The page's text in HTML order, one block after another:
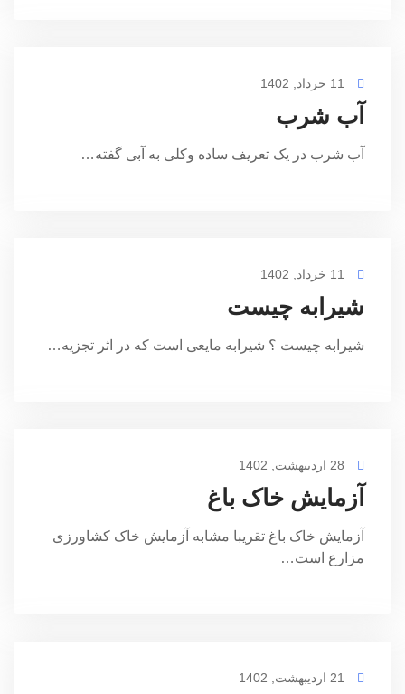
آب شرب
آب شرب در یک تعریف ساده وکلی به آبی گفته…
شیرابه چیست
شیرابه چیست ؟ شیرابه مایعی است که در اثر تجزیه…
آزمایش خاک باغ
آزمایش خاک باغ تقریبا مشابه آزمایش خاک کشاورزی
مزارع است…